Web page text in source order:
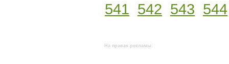
541 542 543 544
На правах рекламы: